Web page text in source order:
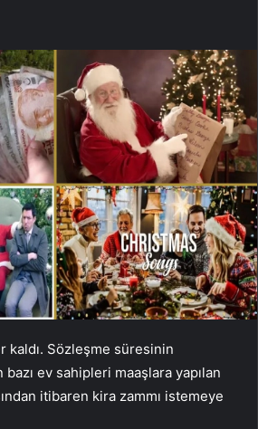
kaldı. Sözleşme süresinin
bazı ev sahipleri maaşlara yapılan
itibaren kira zammı istemeye